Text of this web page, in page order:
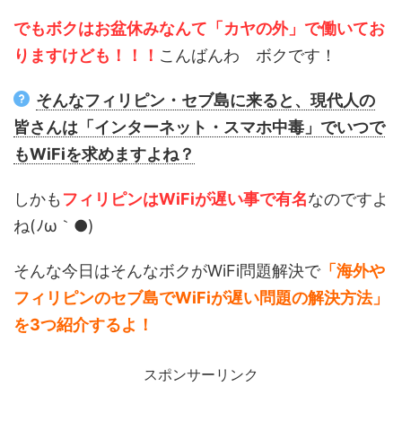
でもボクはお盆休みなんて「カヤの外」で働いてお
りますけども！！！ こんばんわ ボクです！
そんなフィリピン・セブ島に来ると、現代人の
皆さんは「インターネット・スマホ中毒」でいつで
もWiFiを求めますよね？
しかも フィリピンはWiFiが遅い事で有名なのですよ
ね(ﾉω｀●)
そんな今日はそんなボクがWiFi問題解決で「海外や
フィリピンのセブ島でWiFiが遅い問題の解決方法」
を3つ紹介するよ！
スポンサーリンク